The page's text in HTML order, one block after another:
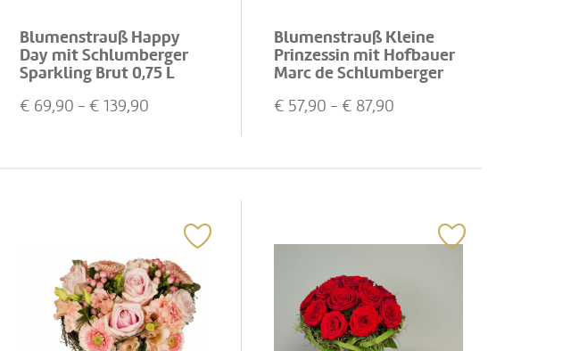
Blumenstrauß Happy
Day mit Schlumberger
Sparkling Brut 0,75 L
€ 69,90 - € 139,90
Blumenstrauß Kleine
Prinzessin mit Hofbauer
Marc de Schlumberger
€ 57,90 - € 87,90